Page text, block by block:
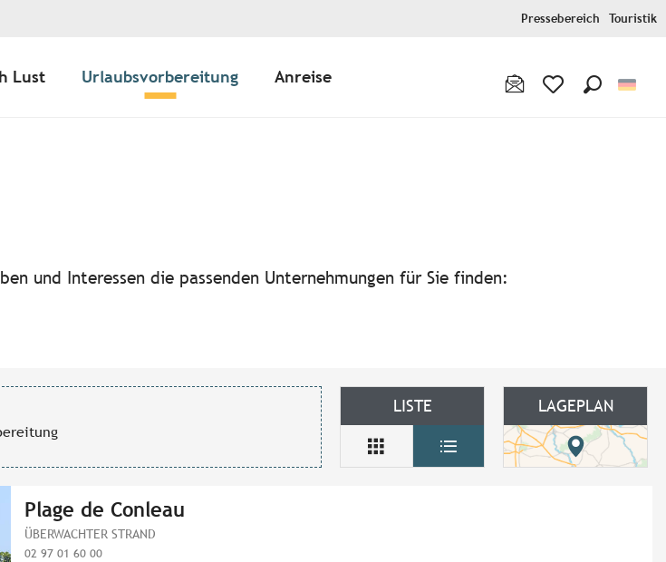
Pressebereich Touristik
Lust Urlaubsvorbereitung Anreise
aux favoris
und Interessen die passenden Unternehmungen für Sie finden:
LISTE LAGEPLAN
Plage de Conleau
ÜBERWACHTER STRAND
02 97 01 60 00